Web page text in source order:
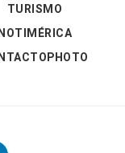
TURISMO